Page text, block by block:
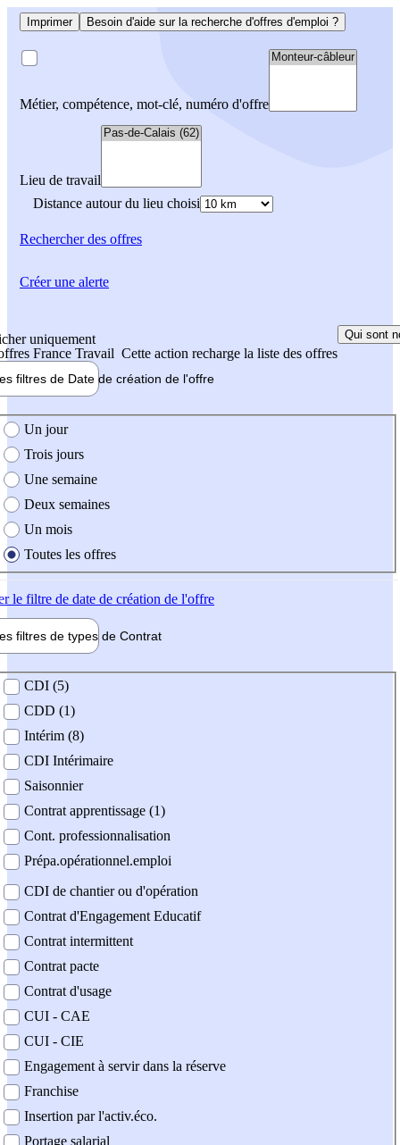
Imprimer Besoin d'aide sur la recherche d'offres d'emploi ?
Métier, compétence, mot-clé, numéro d'offre
Lieu de travail
Distance autour du lieu choisi
Rechercherdes offres
uniquement
France Travail Cette action recharge la liste des offres
Qui sont
filtres de Date de création de l'offre
création de l'offre
Un jour
Trois jours
Une semaine
Deux semaines
Un mois
Toutes les offres
le filtre de date de création de l'offre
filtres de types de Contrat
contrat
CDI (5)
CDD (1)
Intérim (8)
CDI Intérimaire
Saisonnier
Contrat apprentissage (1)
Cont. professionnalisation
Prépa.opérationnel.emploi
CDI de chantier ou d'opération
Contrat d'Engagement Educatif
Contrat intermittent
Contrat pacte
Contrat d'usage
CUI - CAE
CUI - CIE
Engagement à servir dans la réserve
Franchise
Insertion par l'activ.éco.
Portage salarial
Créer une alerte